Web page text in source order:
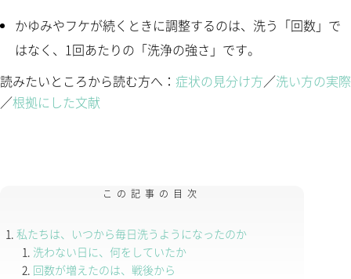
かゆみやフケが続くときに調整するのは、洗う「回数」で
はなく、1回あたりの「洗浄の強さ」です。
読みたいところから読む方へ： 症状の見分け方／洗い方の実際
／根拠にした文献
この記事の目次
私たちは、いつから毎日洗うようになったのか
洗わない日に、何をしていたか
回数が増えたのは、戦後から